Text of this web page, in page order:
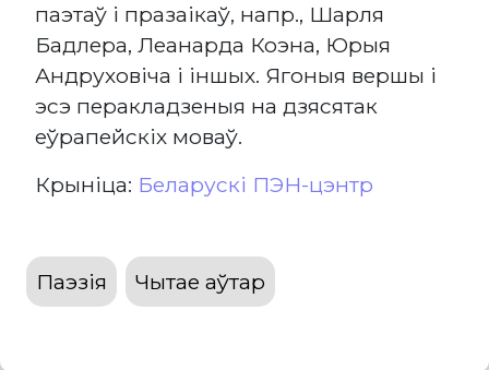
паэтаў і празаікаў, напр., Шарля
Бадлера, Леанарда Коэна, Юрыя
Андруховіча і іншых. Ягоныя вершы і
эсэ перакладзеныя на дзясятак
еўрапейскіх моваў.
Крыніца: Беларускі ПЭН-цэнтр
Паэзія Чытае аўтар